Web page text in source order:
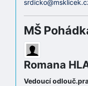
MŠ
Romana
Vedoucí